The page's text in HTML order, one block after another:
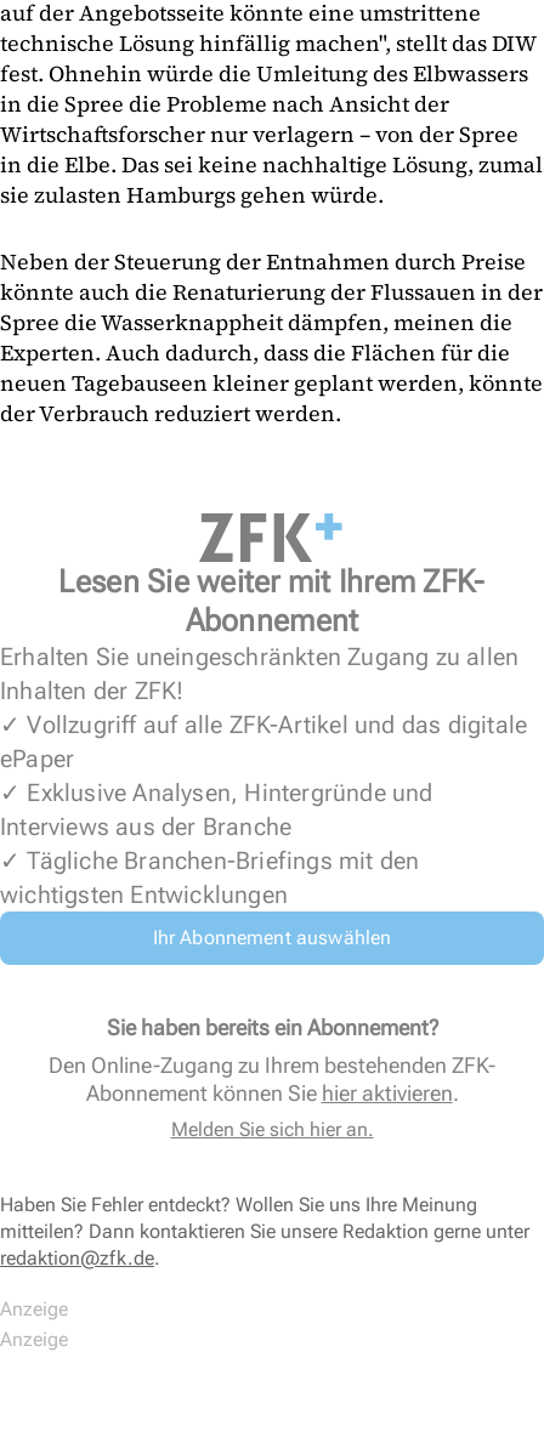
auf der Angebotsseite könnte eine umstrittene
technische Lösung hinfällig machen", stellt das DIW
fest. Ohnehin würde die Umleitung des Elbwassers
in die Spree die Probleme nach Ansicht der
Wirtschaftsforscher nur verlagern – von der Spree
in die Elbe. Das sei keine nachhaltige Lösung, zumal
sie zulasten Hamburgs gehen würde.
Neben der Steuerung der Entnahmen durch Preise
könnte auch die Renaturierung der Flussauen in der
Spree die Wasserknappheit dämpfen, meinen die
Experten. Auch dadurch, dass die Flächen für die
neuen Tagebauseen kleiner geplant werden, könnte
der Verbrauch reduziert werden.
Lesen Sie weiter mit Ihrem ZFK-
Abonnement
Erhalten Sie uneingeschränkten Zugang zu allen
Inhalten der ZFK!
✓ Vollzugriff auf alle ZFK-Artikel und das digitale
ePaper
✓ Exklusive Analysen, Hintergründe und
Interviews aus der Branche
✓ Tägliche Branchen-Briefings mit den
wichtigsten Entwicklungen
Ihr Abonnement auswählen
Sie haben bereits ein Abonnement?
Den Online-Zugang zu Ihrem bestehenden ZFK-
Abonnement können Sie hier aktivieren.
Melden Sie sich hier an.
Haben Sie Fehler entdeckt? Wollen Sie uns Ihre Meinung
mitteilen? Dann kontaktieren Sie unsere Redaktion gerne unter
redaktion@zfk.de.